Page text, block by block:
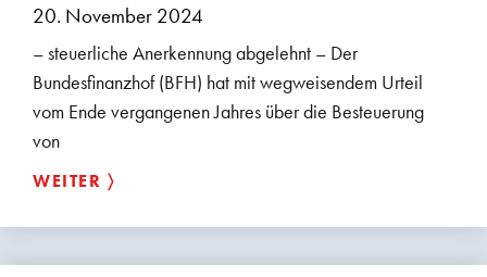
20. November 2024
– steuerliche Anerkennung abgelehnt – Der
Bundesfinanzhof (BFH) hat mit wegweisendem Urteil
vom Ende vergangenen Jahres über die Besteuerung
von
WEITER 〉